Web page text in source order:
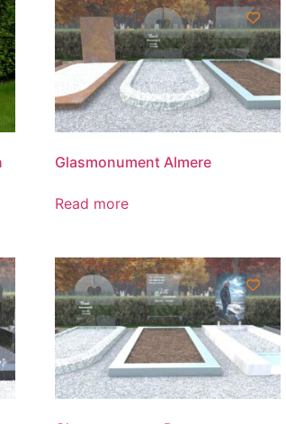
Glasmonument Almere
Read more